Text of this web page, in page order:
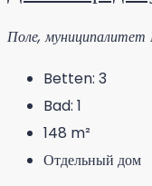
Поле, муниципалитет
Betten: 3
Bad: 1
148 m²
Отдельный дом